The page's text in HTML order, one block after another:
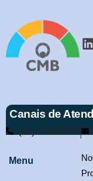
Canais de
(61) 3321-9563
Menu